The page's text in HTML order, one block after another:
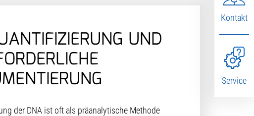
UND
der DNA ist oft als präanalytische Methode
Kontakt
Service